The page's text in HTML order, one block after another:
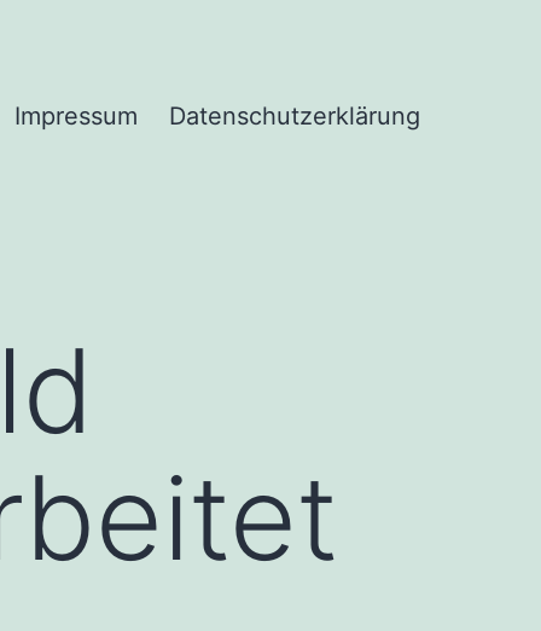
Impressum Datenschutzerklärung